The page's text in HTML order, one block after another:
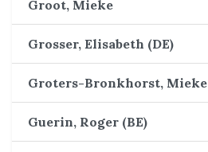
Groot, Mieke
Grosser, Elisabeth (DE)
Groters-Bronkhorst, Mieke
Guerin, Roger (BE)